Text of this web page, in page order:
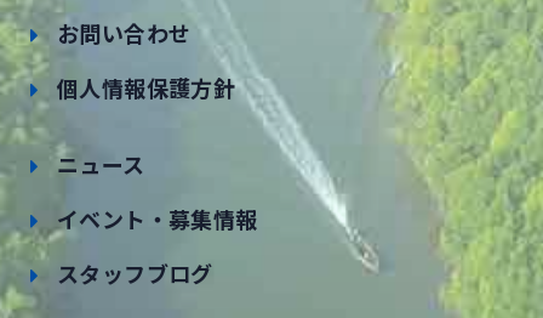
お問い合わせ
個人情報保護方針
ニュース
イベント・募集情報
スタッフブログ